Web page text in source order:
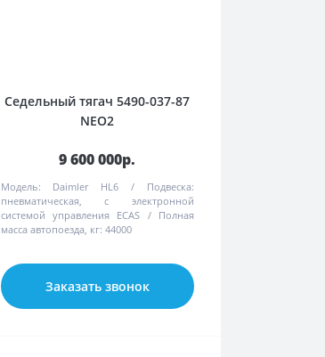
Седельный тягач 5490-037-87
NEO2
9 600 000р.
Модель: Daimler HL6
Подвеска:
пневматическая, с электронной
системой управления ECAS
Полная
масса автопоезда, кг: 44000
Заказать звонок